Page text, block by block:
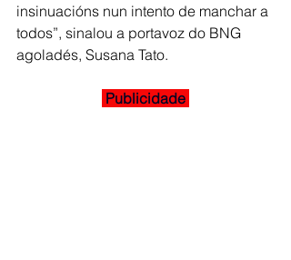
insinuacións nun intento de manchar a
todos”, sinalou a portavoz do BNG
agoladés, Susana Tato.
Publicidade